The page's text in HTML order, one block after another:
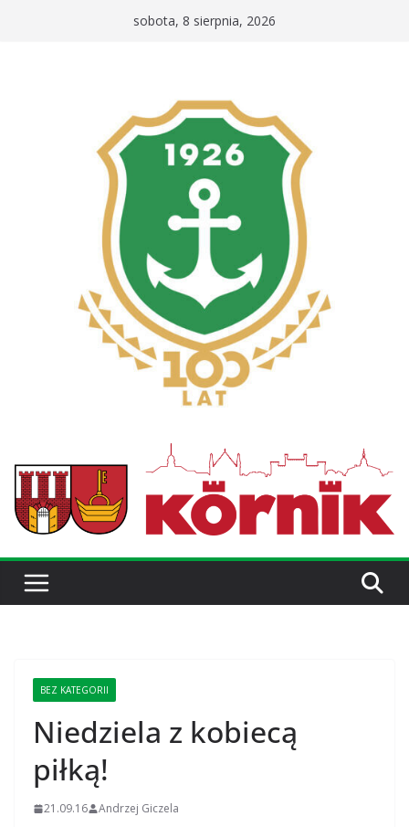
sobota, 8 sierpnia, 2026
BEZ KATEGORII
Niedziela z kobiecą
piłką!
21.09.16 Andrzej Giczela